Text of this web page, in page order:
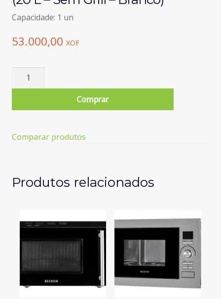
Capacidade: 1 un
53.000,00 XOF
Quantidade
ondas
KMW-
1698
-
Branco)
Comprar
Comparar produtos
Produtos relacionados